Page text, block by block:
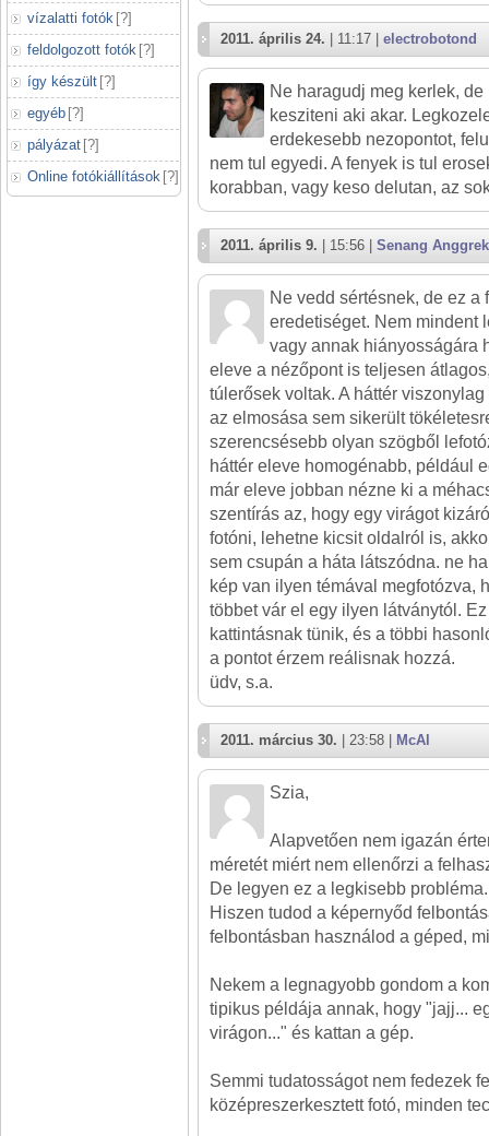
vízalatti fotók [?]
feldolgozott fotók [?]
így készült [?]
egyéb [?]
pályázat [?]
Online fotókiállítások [?]
2011. április 24. | 11:17 | electrobotond
Ne haragudj meg kerlek,
kesziteni aki akar.
erdekesebb nezopontot,
nem tul egyedi. A fenyek is tul
korabban, vagy keso delutan, az
2011. április 9. | 15:56 | Senang Anggrek
Ne vedd sértésnek, de ez a
eredetiséget. Nem mindent
vagy annak hiányosságára
eleve a nézőpont is teljesen
túlerősek voltak. A háttér
az elmosása sem sikerült
szerencsésebb olyan szögből
háttér eleve homogénabb, például
már eleve jobban nézne ki a
szentírás az, hogy egy virágot
fotóni, lehetne kicsit oldalról is,
sem csupán a háta látszódna. ne
kép van ilyen témával megfotózva,
többet vár el egy ilyen látványtól.
kattintásnak tünik, és a többi
a pontot érzem reálisnak hozzá.
üdv, s.a.
2011. március 30. | 23:58 | McAl
Szia,
Alapvetően nem igazán
méretét miért nem ellenőrzi a
De legyen ez a legkisebb
Hiszen tudod a képernyőd
felbontásban használod a géped,
Nekem a legnagyobb gondom a
tipikus példája annak, hogy "jajj...
virágon..." és kattan a gép.
Semmi tudatosságot nem fedezek
középreszerkesztett fotó, minden